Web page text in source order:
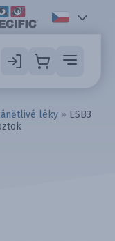
léky » ESB3